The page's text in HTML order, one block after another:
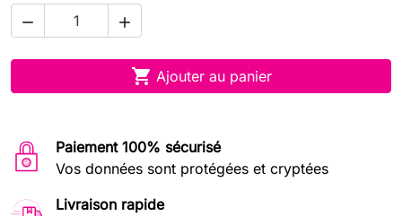
 
 Ajouter au panier
Paiement 100% sécurisé
Vos données sont protégées et cryptées
Livraison rapide